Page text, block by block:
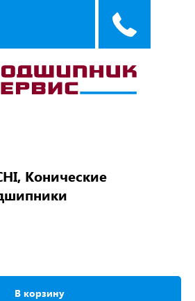
Конические
В корзину